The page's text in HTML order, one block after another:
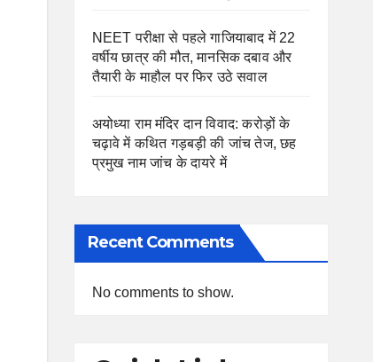
NEET परीक्षा से पहले गाजियाबाद में 22
वर्षीय छात्र की मौत, मानसिक दबाव और
तैयारी के माहौल पर फिर उठे सवाल
अयोध्या राम मंदिर दान विवाद: करोड़ों के
चढ़ावे में कथित गड़बड़ी की जांच तेज, छह
प्रमुख नाम जांच के दायरे में
Recent Comments
No comments to show.